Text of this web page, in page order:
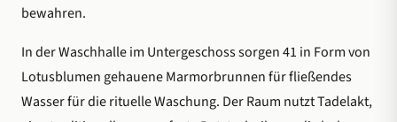
bewahren.
In der Waschhalle im Untergeschoss sorgen 41 in Form von
Lotusblumen gehauene Marmorbrunnen für fließendes
Wasser für die rituelle Waschung. Der Raum nutzt Tadelakt,